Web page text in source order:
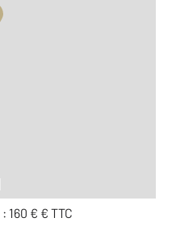
€ € TTC